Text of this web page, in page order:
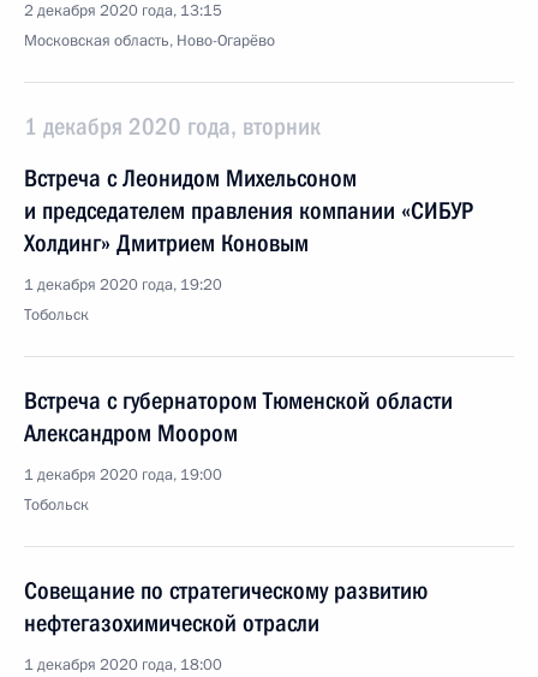
2 декабря 2020 года, 13:15
Московская область, Ново-Огарёво
1 декабря 2020 года, вторник
Встреча с Леонидом Михельсоном
и председателем правления компании «СИБУР
Холдинг» Дмитрием Коновым
1 декабря 2020 года, 19:20
Тобольск
Встреча с губернатором Тюменской области
Александром Моором
1 декабря 2020 года, 19:00
Тобольск
Совещание по стратегическому развитию
нефтегазохимической отрасли
1 декабря 2020 года, 18:00